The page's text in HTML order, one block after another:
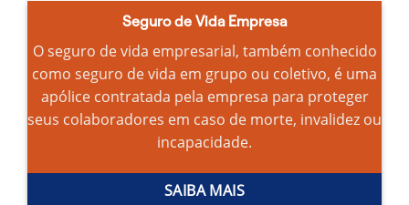
Seguro de Vida Empresa
O seguro de vida empresarial, também conhecido
como seguro de vida em grupo ou coletivo, é uma
apólice contratada pela empresa para proteger
seus colaboradores em caso de morte, invalidez ou
incapacidade.
SAIBA MAIS